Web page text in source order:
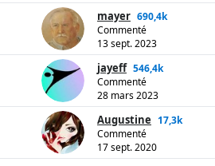
mayer 690,4k
Commenté
13 sept. 2023
jayeff 546,4k
Commenté
28 mars 2023
Augustine 17,3k
Commenté
17 sept. 2020